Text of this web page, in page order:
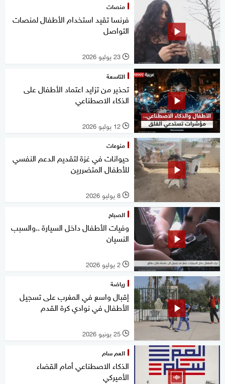
منصات
فرنسا تقيد استخدام الأطفال لمنصات
التواصل
l 23 يوليو 2026
التاسعة
تحذير من تزايد اعتماد الأطفال على
الذكاء الاصطناعي
l 12 يوليو 2026
منوعات
حيوانات في غزة لتقديم الدعم النفسي
للأطفال المتضررين
l 8 يوليو 2026
الصباح
وفيات الأطفال داخل السيارة ..والسبب
النسيان
l 2 يوليو 2026
رياضة
إقبال واسع في المغرب على تسجيل
الأطفال في نوادي كرة القدم
l 25 يونيو 2026
العم سام
الذكاء الاصطناعي أمام القضاء
الأميركي